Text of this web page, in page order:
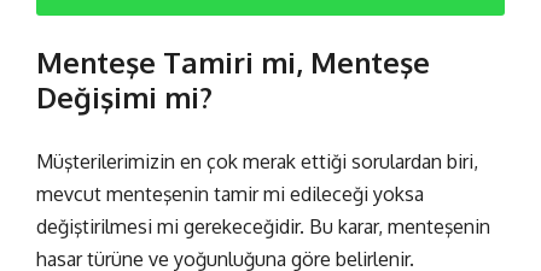
Menteşe Tamiri mi, Menteşe
Değişimi mi?
Müşterilerimizin en çok merak ettiği sorulardan biri,
mevcut menteşenin tamir mi edileceği yoksa
değiştirilmesi mi gerekeceğidir. Bu karar, menteşenin
hasar türüne ve yoğunluğuna göre belirlenir.